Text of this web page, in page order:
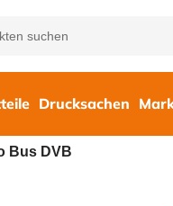
Drucksachen
Bus DVB